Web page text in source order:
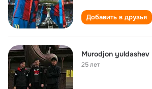
Добавить в друзья
Murodjon yuldashev
25 лет